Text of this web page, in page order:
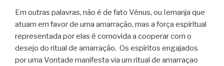
Em outras palavras, não é de fato Vênus, ou Iemanja que
atuam em favor de uma amarração, mas a força espiritual
representada por elas é comovida a cooperar com o
desejo do ritual de amarração. Os espíritos engajados
por uma Vontade manifesta via um ritual de amarraçao